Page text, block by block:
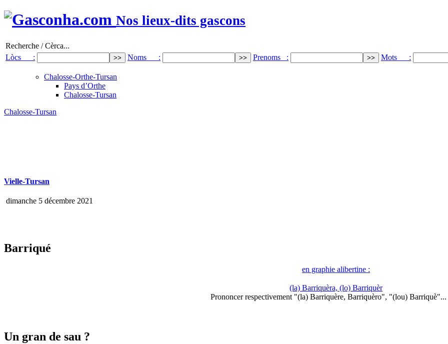
Nos lieux-dits gascons
Recherche / Cèrca...
Lòcs :
Noms : Prenoms : Mots :
Chalosse-Orthe-Tursan
Pays d’Orthe
Chalosse-Tursan
Chalosse-Tursan
Vielle-Tursan
dimanche 5 décembre 2021
Barriqué
en graphie alibertine :
(la) Barriquèra, (lo) Barriquèr
Prononcer respectivement "(la) Barriquère, Barriquèro", "(lou)
Un gran de sau ?